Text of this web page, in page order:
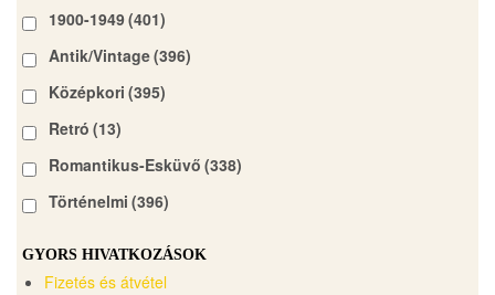
1900-1949(401)
Antik/Vintage(396)
Középkori (395)
Retró (13)
Romantikus-Esküvő (338)
Történelmi (396)
GYORS HIVATKOZÁSOK
Fizetés és átvétel